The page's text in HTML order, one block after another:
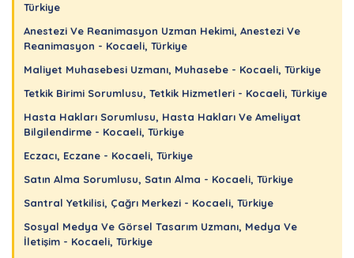
Türkiye
Anestezi Ve Reanimasyon Uzman Hekimi, Anestezi Ve
Reanimasyon - Kocaeli, Türkiye
Maliyet Muhasebesi Uzmanı, Muhasebe - Kocaeli, Türkiye
Tetkik Birimi Sorumlusu, Tetkik Hizmetleri - Kocaeli, Türkiye
Hasta Hakları Sorumlusu, Hasta Hakları Ve Ameliyat
Bilgilendirme - Kocaeli, Türkiye
Eczacı, Eczane - Kocaeli, Türkiye
Satın Alma Sorumlusu, Satın Alma - Kocaeli, Türkiye
Santral Yetkilisi, Çağrı Merkezi - Kocaeli, Türkiye
Sosyal Medya Ve Görsel Tasarım Uzmanı, Medya Ve
İletişim - Kocaeli, Türkiye